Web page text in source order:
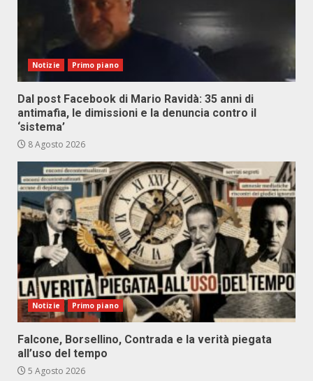
Notizie Primo piano
Dal post Facebook di Mario Ravidà: 35 anni di
antimafia, le dimissioni e la denuncia contro il
‘sistema’
8 Agosto 2026
Notizie Primo piano
Falcone, Borsellino, Contrada e la verità piegata
all’uso del tempo
5 Agosto 2026